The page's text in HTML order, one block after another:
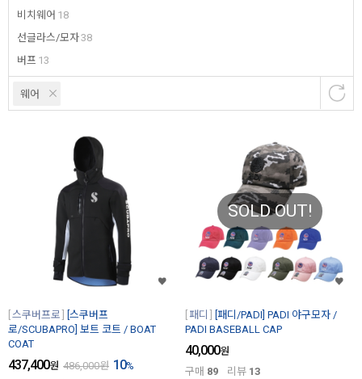
비치웨어 18
선글라스/모자38
버프 13
웨어
스쿠버프로
[스쿠버프
로/SCUBAPRO] 보트 코트 / BOAT
COAT
437,400원 486,000원 10%
SOLD OUT!
패디
[패디/PADI] PADI 야구모자 /
PADI BASEBALL CAP
40,000원
구매 89 리뷰 13